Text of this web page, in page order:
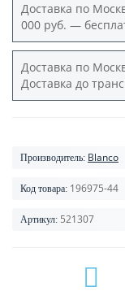
Доставка по
000 руб. —
Доставка по
Доставка до
Производитель: Blanco
Код товара: 196975-44
Артикул: 521307